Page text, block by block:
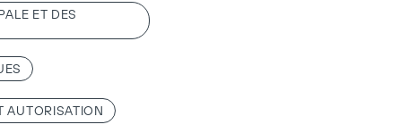
ET DES
AUTORISATION